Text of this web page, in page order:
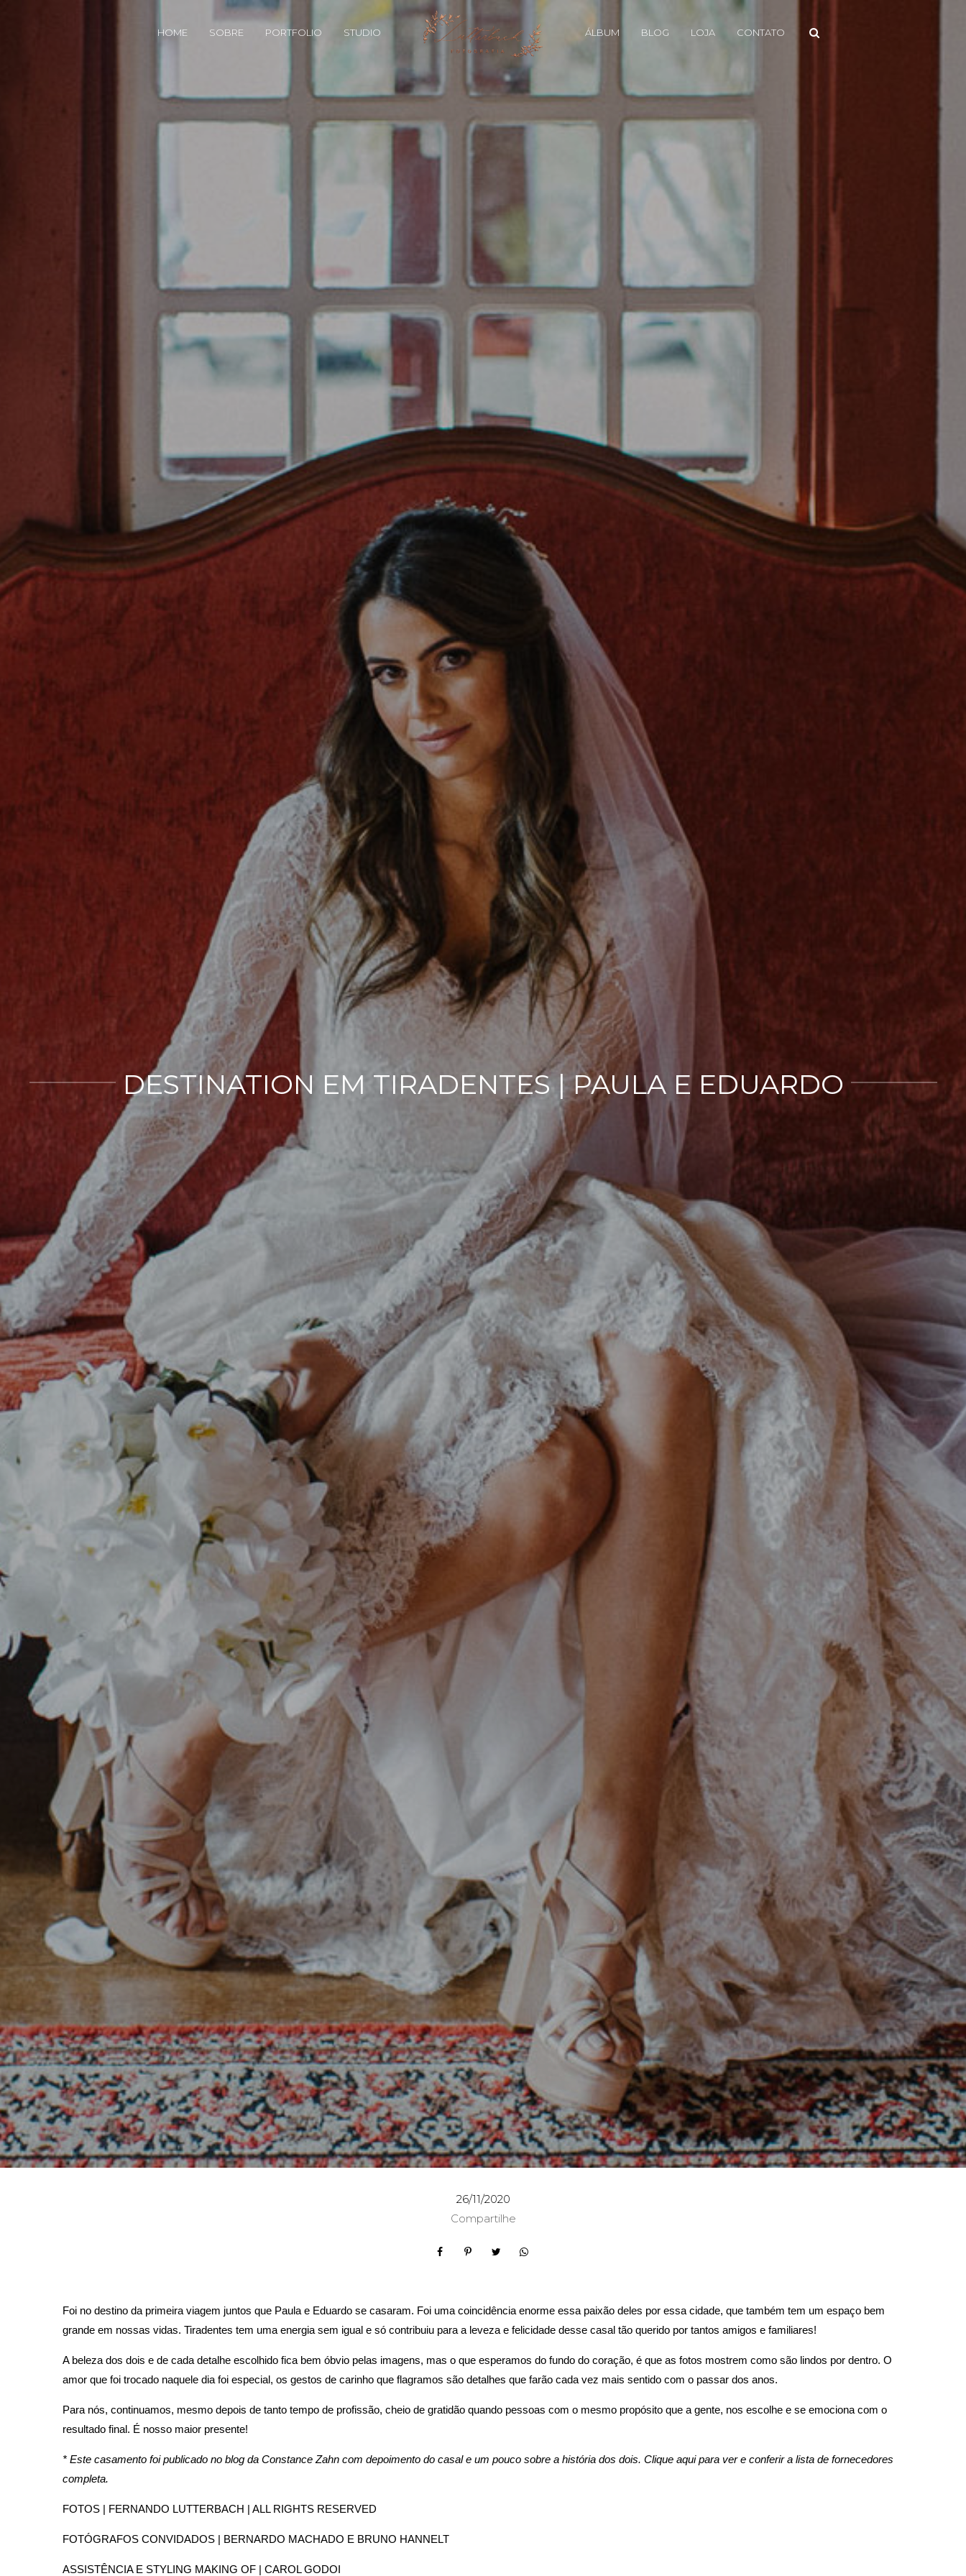
HOME SOBRE PORTFOLIO STUDIO ÁLBUM BLOG LOJA CONTATO
DESTINATION EM TIRADENTES | PAULA E EDUARDO
26/11/2020
Compartilhe
Foi no destino da primeira viagem juntos que Paula e Eduardo se casaram. Foi uma coincidência enorme essa paixão deles por essa cidade, que também tem um espaço bem
grande em nossas vidas. Tiradentes tem uma energia sem igual e só contribuiu para a leveza e felicidade desse casal tão querido por tantos amigos e familiares!
A beleza dos dois e de cada detalhe escolhido fica bem óbvio pelas imagens, mas o que esperamos do fundo do coração, é que as fotos mostrem como são lindos por dentro. O
amor que foi trocado naquele dia foi especial, os gestos de carinho que flagramos são detalhes que farão cada vez mais sentido com o passar dos anos.
Para nós, continuamos, mesmo depois de tanto tempo de profissão, cheio de gratidão quando pessoas com o mesmo propósito que a gente, nos escolhe e se emociona com o
resultado final. É nosso maior presente!
* Este casamento foi publicado no blog da Constance Zahn com depoimento do casal e um pouco sobre a história dos dois. Clique aqui para ver e conferir a lista de fornecedores
completa.
FOTOS | FERNANDO LUTTERBACH | ALL RIGHTS RESERVED
FOTÓGRAFOS CONVIDADOS | BERNARDO MACHADO E BRUNO HANNELT
ASSISTÊNCIA E STYLING MAKING OF | CAROL GODOI